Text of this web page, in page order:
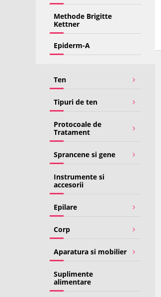
Methode Brigitte
Kettner
Epiderm-A
Ten
Tipuri de ten
Protocoale de
Tratament
Sprancene si gene
Instrumente si
accesorii
Epilare
Corp
Aparatura si mobilier
Suplimente
alimentare
profunda - 8 g -
00
LEI
INDISPONIBIL
Masca alginata cu
4.98 (43)